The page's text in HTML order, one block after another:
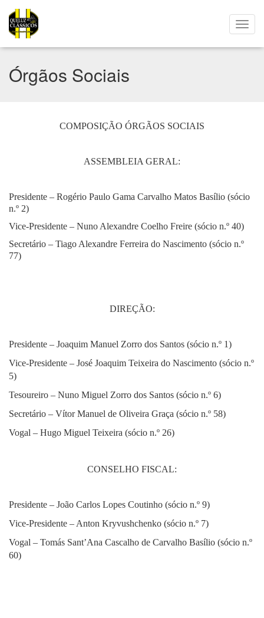
Órgãos Sociais
COMPOSIÇÃO ÓRGÃOS SOCIAIS
ASSEMBLEIA GERAL:
Presidente – Rogério Paulo Gama Carvalho Matos Basílio (sócio
n.º 2)
Vice-Presidente – Nuno Alexandre Coelho Freire (sócio n.º 40)
Secretário – Tiago Alexandre Ferreira do Nascimento (sócio n.º
77)
DIREÇÃO:
Presidente – Joaquim Manuel Zorro dos Santos (sócio n.º 1)
Vice-Presidente – José Joaquim Teixeira do Nascimento (sócio n.º
5)
Tesoureiro – Nuno Miguel Zorro dos Santos (sócio n.º 6)
Secretário – Vítor Manuel de Oliveira Graça (sócio n.º 58)
Vogal – Hugo Miguel Teixeira (sócio n.º 26)
CONSELHO FISCAL:
Presidente – João Carlos Lopes Coutinho (sócio n.º 9)
Vice-Presidente – Anton Kryvushchenko (sócio n.º 7)
Vogal – Tomás Sant’Ana Cascalho de Carvalho Basílio (sócio n.º
60)